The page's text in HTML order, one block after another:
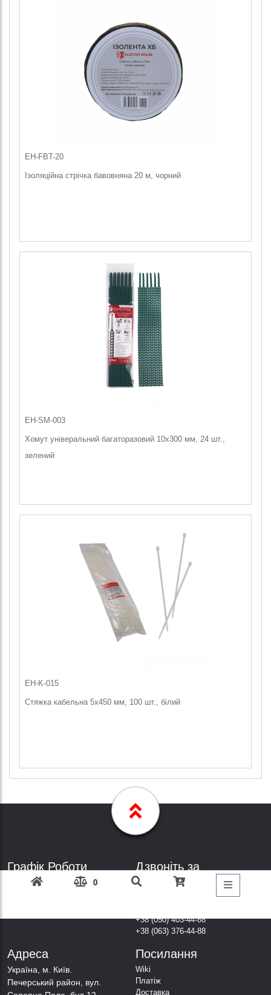
0
EH-FBT-20
Ізоляційна стрічка бавовняна 20 м, чорний
EH-SM-003
Хомут універальний багаторазовий 10х300 мм, 24 шт.,
зелений
EH-K-015
Стяжка кабельна 5х450 мм, 100 шт., білий
Графік Роботи
Пн-Пт: з 9: 00 до 18: 00
Дзвоніть за
телефонами
+38 (050) 403-44-88
+38 (063) 376-44-88
Адреса
Українa, м. Київ.
Печерський район, вул.
Посилання
Wiki
Платіж
Доставка